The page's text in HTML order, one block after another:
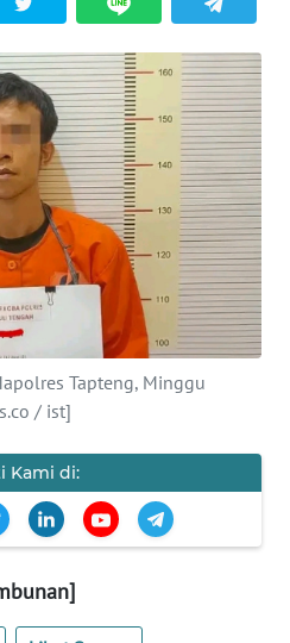
Tapteng, Minggu
/ ist]
Kami di: